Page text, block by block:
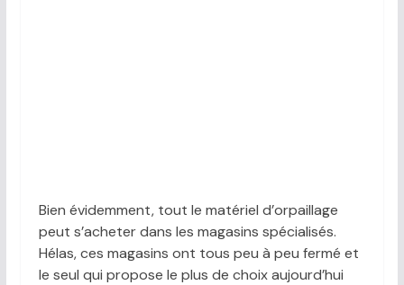
Bien évidemment, tout le matériel d’orpaillage
peut s’acheter dans les magasins spécialisés.
Hélas, ces magasins ont tous peu à peu fermé et
le seul qui propose le plus de choix aujourd’hui